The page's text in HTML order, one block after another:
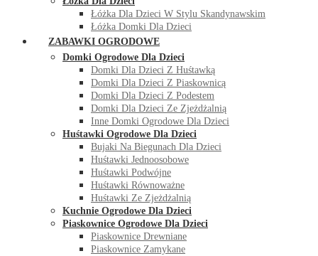
Łóżka Dla Dzieci W Stylu Skandynawskim
Łóżka Domki Dla Dzieci
ZABAWKI OGRODOWE
Domki Ogrodowe Dla Dzieci
Domki Dla Dzieci Z Huśtawką
Domki Dla Dzieci Z Piaskownicą
Domki Dla Dzieci Z Podestem
Domki Dla Dzieci Ze Zjeżdżalnią
Inne Domki Ogrodowe Dla Dzieci
Huśtawki Ogrodowe Dla Dzieci
Bujaki Na Biegunach Dla Dzieci
Huśtawki Jednoosobowe
Huśtawki Podwójne
Huśtawki Równoważne
Huśtawki Ze Zjeżdżalnią
Kuchnie Ogrodowe Dla Dzieci
Piaskownice Ogrodowe Dla Dzieci
Piaskownice Drewniane
Piaskownice Zamykane